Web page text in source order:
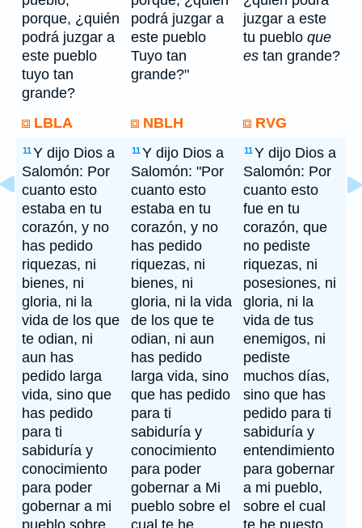
porque, ¿quién
podrá juzgar a
este pueblo
tuyo tan
grande?
podrá juzgar a
este pueblo
Tuyo tan
grande?"
juzgar a este
tu pueblo que
es tan grande?
LBLA NBLH RVG
11Y dijo Dios a
Salomón: Por
cuanto esto
estaba en tu
corazón, y no
has pedido
riquezas, ni
bienes, ni
gloria, ni la
vida de los que
te odian, ni
aun has
pedido larga
vida, sino que
has pedido
para ti
sabiduría y
conocimiento
para poder
gobernar a mi
pueblo sobre
11Y dijo Dios a
Salomón: "Por
cuanto esto
estaba en tu
corazón, y no
has pedido
riquezas, ni
bienes, ni
gloria, ni la vida
de los que te
odian, ni aun
has pedido
larga vida, sino
que has pedido
para ti
sabiduría y
conocimiento
para poder
gobernar a Mi
pueblo sobre el
cual te he
11Y dijo Dios a
Salomón: Por
cuanto esto
fue en tu
corazón, que
no pediste
riquezas, ni
posesiones, ni
gloria, ni la
vida de tus
enemigos, ni
pediste
muchos días,
sino que has
pedido para ti
sabiduría y
entendimiento
para gobernar
a mi pueblo,
sobre el cual
te he puesto